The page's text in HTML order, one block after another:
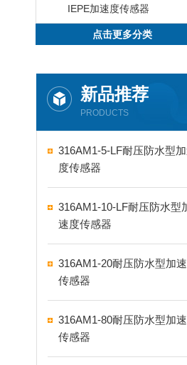
IEPE加速度传感器
点击更多分类
新品推荐
PRODUCTS
316AM1-5-LF耐压防水型
度传感器
316AM1-10-LF耐压防水型
速度传感器
316AM1-20耐压防水型加
传感器
316AM1-80耐压防水型加
传感器